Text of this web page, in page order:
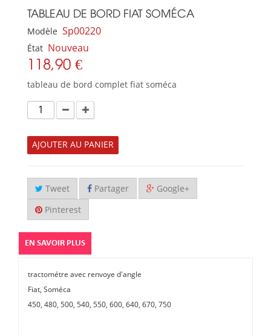
TABLEAU DE BORD FIAT SOMÉCA
Modèle Sp00220
État Nouveau
118,90 €
tableau de bord complet fiat soméca
AJOUTER AU PANIER
Tweet Partager Google+
Pinterest
EN SAVOIR PLUS
tractométre avec renvoye d'angle
Fiat, Soméca
450, 480, 500, 540, 550, 600, 640, 670, 750